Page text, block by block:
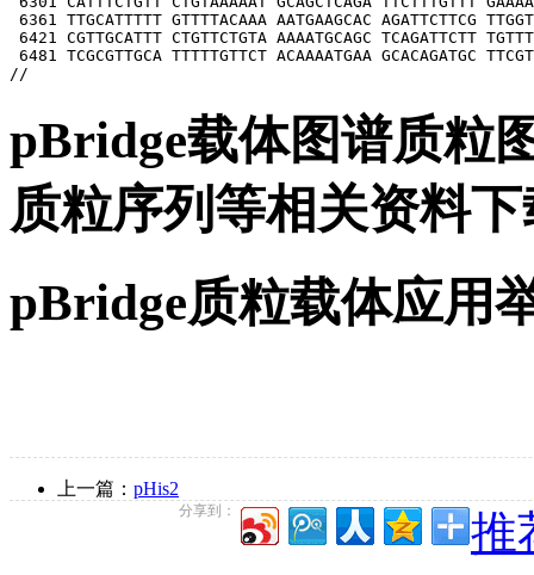
pBridge载体图谱质粒
质粒序列等相关资料下
pBridge质粒载体应用
上一篇： pHis2
分享到： 推